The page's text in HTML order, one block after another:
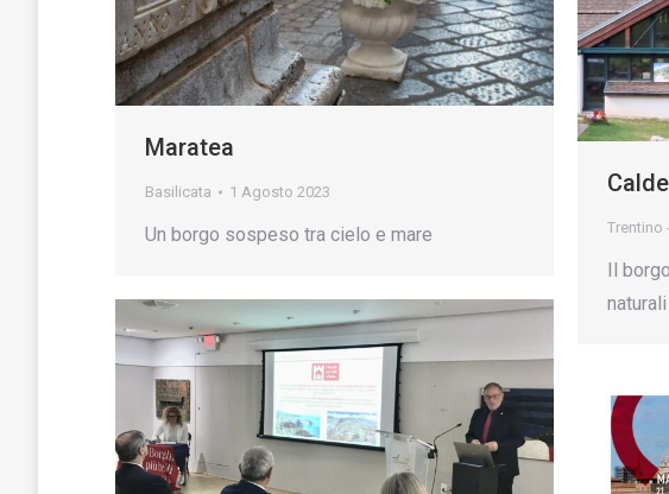
Maratea
Basilicata 1 Agosto 2023
Un borgo sospeso tra cielo e mare Trentino
Il
naturali